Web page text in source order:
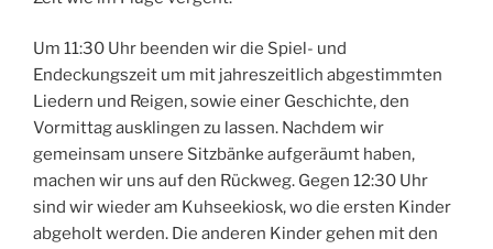
Um 11:30 Uhr beenden wir die Spiel- und
Endeckungszeit um mit jahreszeitlich abgestimmten
Liedern und Reigen, sowie einer Geschichte, den
Vormittag ausklingen zu lassen. Nachdem wir
gemeinsam unsere Sitzbänke aufgeräumt haben,
machen wir uns auf den Rückweg. Gegen 12:30 Uhr
sind wir wieder am Kuhseekiosk, wo die ersten Kinder
abgeholt werden. Die anderen Kinder gehen mit den